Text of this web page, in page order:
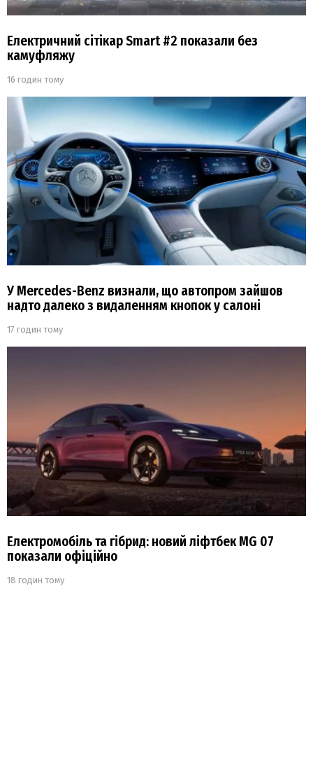
Електричний сітікар Smart #2 показали без
камуфляжу
16 годин тому
У Mercedes-Benz визнали, що автопром зайшов
надто далеко з видаленням кнопок у салоні
17 годин тому
Електромобіль та гібрид: новий ліфтбек MG 07
показали офіційно
18 годин тому